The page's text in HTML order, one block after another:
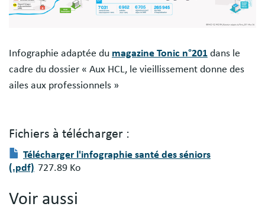
Infographie adaptée du magazine Tonic n°201 dans le
cadre du dossier « Aux HCL, le vieillissement donne des
ailes aux professionnels »
Fichiers à télécharger :
Fichier(s)
à
:
Document
Télécharger l'infographie santé des séniors
(.pdf) 727.89 Ko
Voir aussi